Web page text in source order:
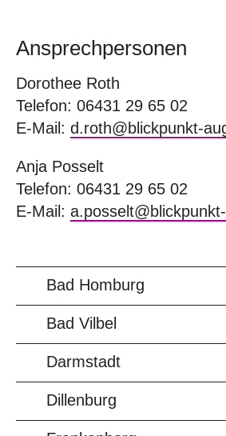
Ansprechpersonen
Dorothee Roth
Telefon: 06431 29 65 02
E-Mail: d.roth@blickpunkt-
Anja Posselt
Telefon: 06431 29 65 02
E-Mail:
Bad Homburg
Bad Vilbel
Darmstadt
Dillenburg